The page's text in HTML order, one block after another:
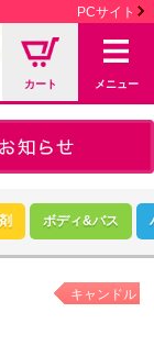
PCサイト
カート メニュー
ボディ&バス
キャンドル